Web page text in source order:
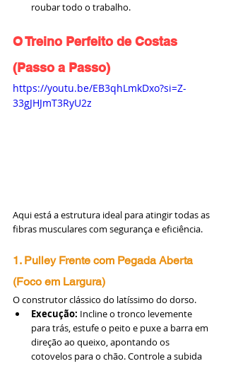
roubar todo o trabalho.
O Treino Perfeito de Costas
(Passo a Passo)
https://youtu.be/EB3qhLmkDxo?si=Z-
33gJHJmT3RyU2z
Aqui está a estrutura ideal para atingir todas as
fibras musculares com segurança e eficiência.
1. Pulley Frente com Pegada Aberta
(Foco em Largura)
O construtor clássico do latíssimo do dorso.
Execução: Incline o tronco levemente
para trás, estufe o peito e puxe a barra em
direção ao queixo, apontando os
cotovelos para o chão. Controle a subida